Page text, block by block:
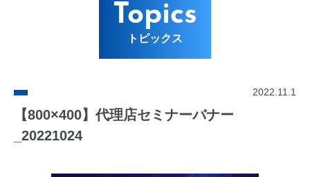
Topics
トピックス
2022.11.1
【800×400】代理店セミナーバナー
_20221024